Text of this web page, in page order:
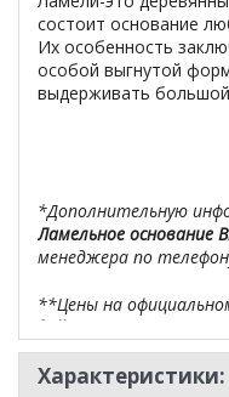
состоит основание
Их особенность
особой выгнутой
выдерживать
*Дополнительную
Ламельное основание
менеджера по
**Цены на
действительны
могут отличаться от
салонах сети!
Характеристики: